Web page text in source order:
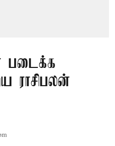
படைக்க
ராசிபலன்